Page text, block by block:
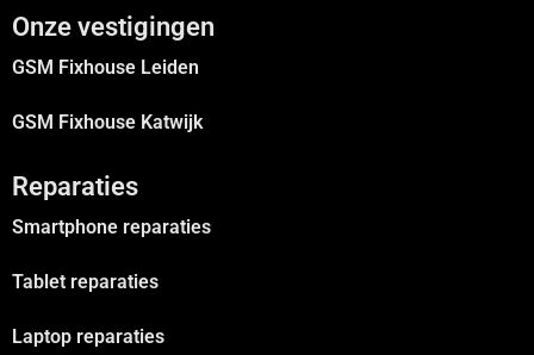
Onze vestigingen
GSM Fixhouse Leiden
GSM Fixhouse Katwijk
Reparaties
Smartphone reparaties
Tablet reparaties
Laptop reparaties